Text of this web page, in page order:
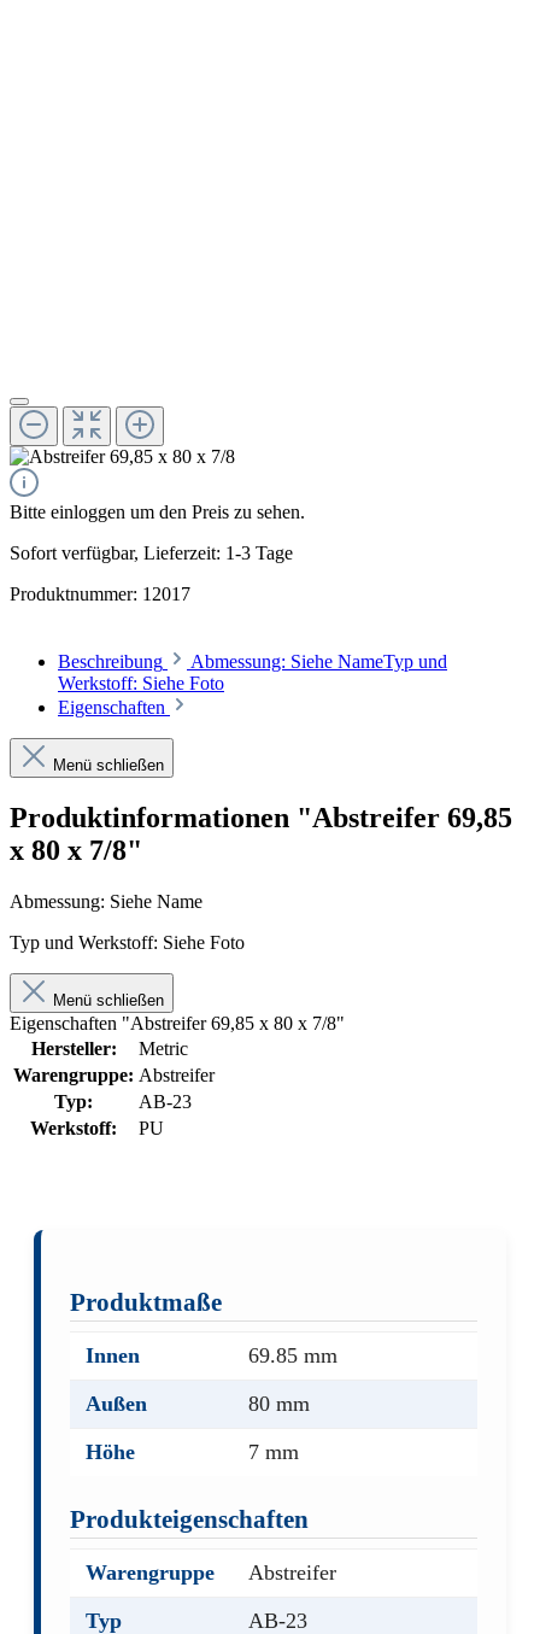
Bitte einloggen um den Preis zu sehen.
Sofort verfügbar, Lieferzeit: 1-3 Tage
Produktnummer: 12017
Beschreibung
Abmessung: Siehe NameTyp und
Werkstoff: Siehe Foto
Eigenschaften
Menü schließen
Produktinformationen "Abstreifer 69,85
x 80 x 7/8"
Abmessung: Siehe Name
Typ und Werkstoff: Siehe Foto
Menü schließen
Eigenschaften "Abstreifer 69,85 x 80 x 7/8"
Hersteller:
Metric
Warengruppe: Abstreifer
Typ:
AB-23
Werkstoff:
PU
Produktmaße
Innen
69.85 mm
Außen
80 mm
Höhe
7 mm
Produkteigenschaften
Warengruppe
Abstreifer
Typ
AB-23